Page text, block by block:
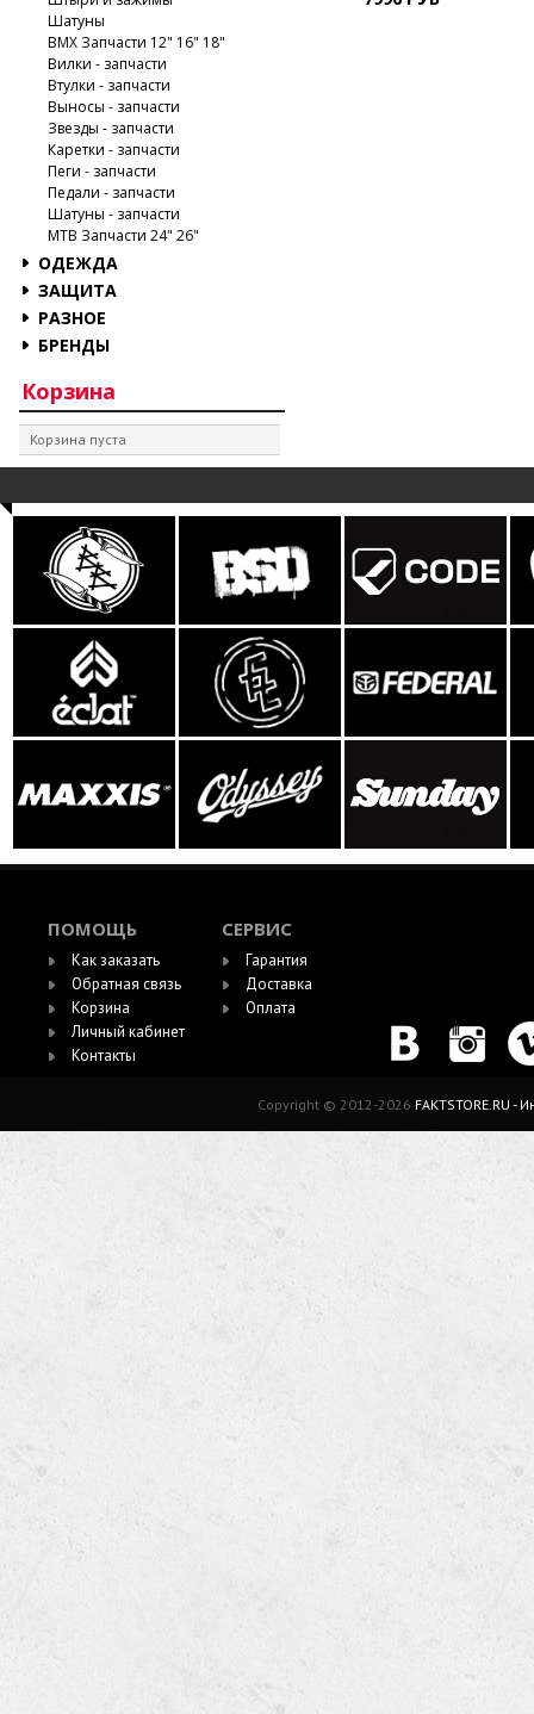
Шатуны
BMX Запчасти 12" 16" 18"
Вилки - запчасти
Втулки - запчасти
Выносы - запчасти
Звезды - запчасти
Каретки - запчасти
Пеги - запчасти
Педали - запчасти
Шатуны - запчасти
MTB Запчасти 24" 26"
ОДЕЖДА
ЗАЩИТА
РАЗНОЕ
БРЕНДЫ
Корзина
Корзина пуста
ПОМОЩЬ
Как заказать
Обратная связь
Корзина
Личный кабинет
Контакты
СЕРВИС
Гарантия
Доставка
Оплата
Copyright © 2012-2026 FAKTSTORE.RU